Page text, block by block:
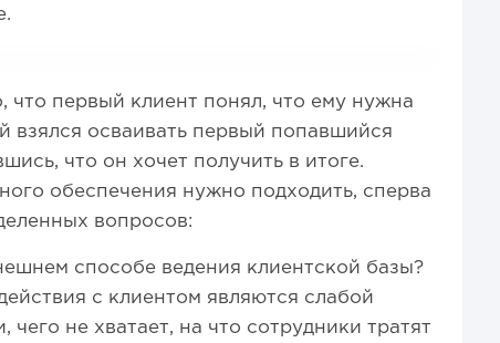
что первый клиент понял, что ему нужна
взялся осваивать первый попавшийся
что он хочет получить в итоге.
обеспечения нужно подходить, сперва
вопросов:
способе ведения клиентской базы?
с клиентом являются слабой
не хватает, на что сотрудники тратят